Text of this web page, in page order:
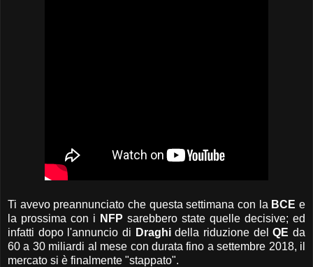
Ti avevo preannunciato che questa settimana con la BCEe
la prossima con i NFP sarebbero state quelle decisive; ed
infatti dopo l'annuncio di Draghidella riduzione delQEda
60 a 30 miliardi al mese con durata fino a settembre 2018, il
mercato si è finalmente "stappato".